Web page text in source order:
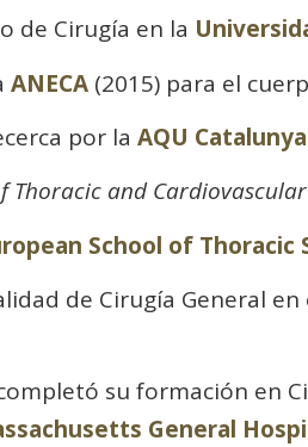
de Cirugía en la
ANECA(2015) para el
por la AQU Catalunya
and Cardiovascular
School of Thoracic
de Cirugía General
su formación en
General